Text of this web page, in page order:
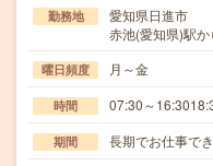
勤務地
愛知県日進市
赤池(愛知県)駅
曜日頻度 月～金
時間 07:30～
期間 長期でお仕事で